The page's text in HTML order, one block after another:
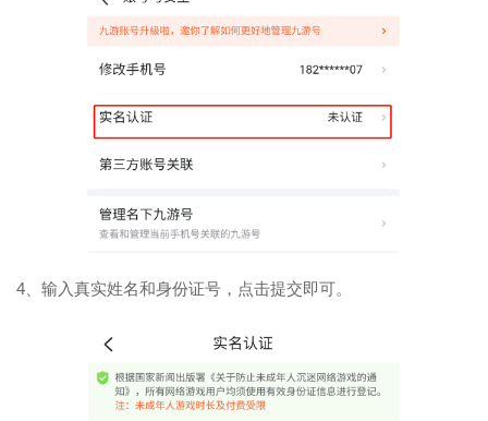
4、输入真实姓名和身份证号，点击提交即可。